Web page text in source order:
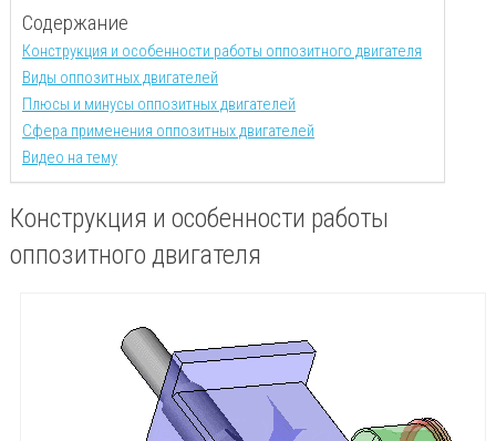
Содержание
Конструкция и особенности работы оппозитного двигателя
Виды оппозитных двигателей
Плюсы и минусы оппозитных двигателей
Сфера применения оппозитных двигателей
Видео на тему
Конструкция и особенности работы
оппозитного двигателя